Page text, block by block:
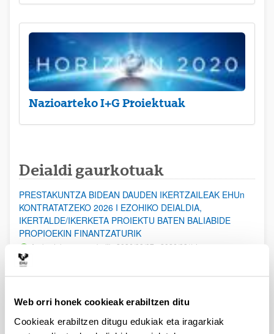
Web orri honek cookieak erabiltzen ditu
Cookieak erabiltzen ditugu edukiak eta iragarkiak
Nazioarteko I+G Proiektuak
Deialdi gaurkotuak
PRESTAKUNTZA BIDEAN DAUDEN IKERTZAILEAK EHUn
KONTRATATZEKO 2026 I EZOHIKO DEIALDIA,
IKERTALDE/IKERKETA PROIEKTU BATEN BALIABIDE
PROPIOEKIN FINANTZATURIK
Aurkezteko epea zabalik: 2026/08/07 - 2026/08/14
erosi eta berritzeko laguntzak 2026
Izapide irekia